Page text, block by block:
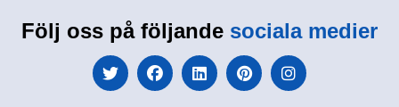
Följ oss på följande sociala medier